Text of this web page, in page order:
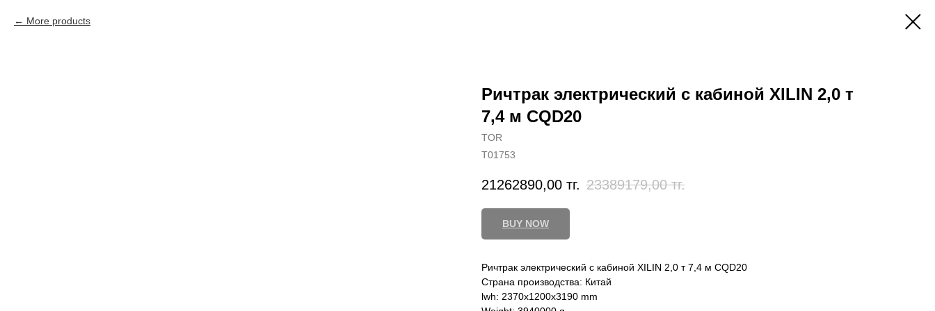
More products
Ричтрак электрический с кабиной XILIN 2,0 т
7,4 м CQD20
TOR
T01753
21262890,00 тг. 23389179,00 тг.
BUY NOW
Ричтрак электрический с кабиной XILIN 2,0 т 7,4 м CQD20
Страна производства: Китай
lwh: 2370x1200x3190 mm